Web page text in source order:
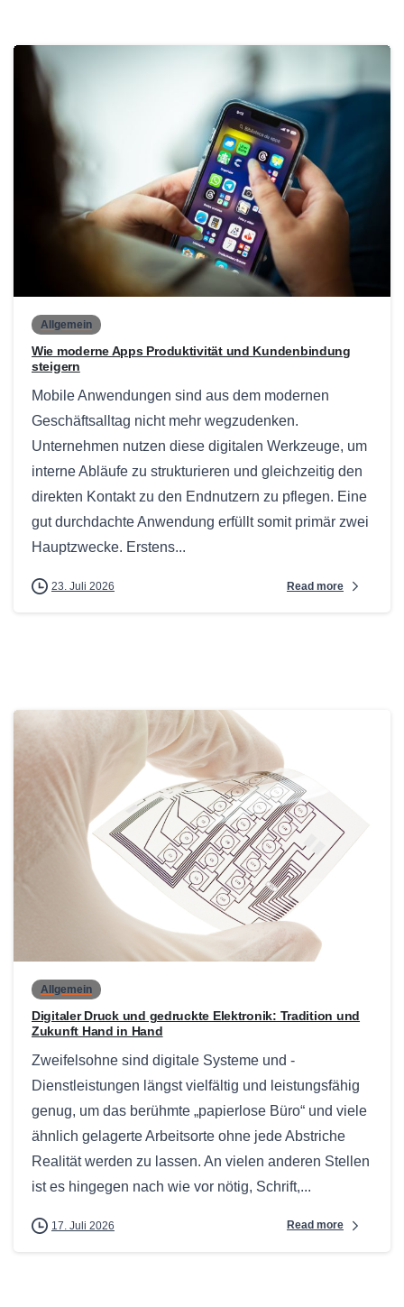
Allgemein
Wie moderne Apps Produktivität und Kundenbindung
steigern
Mobile Anwendungen sind aus dem modernen
Geschäftsalltag nicht mehr wegzudenken.
Unternehmen nutzen diese digitalen Werkzeuge, um
interne Abläufe zu strukturieren und gleichzeitig den
direkten Kontakt zu den Endnutzern zu pflegen. Eine
gut durchdachte Anwendung erfüllt somit primär zwei
Hauptzwecke. Erstens...
23. Juli 2026 Read more
Allgemein
Digitaler Druck und gedruckte Elektronik: Tradition und
Zukunft Hand in Hand
Zweifelsohne sind digitale Systeme und -
Dienstleistungen längst vielfältig und leistungsfähig
genug, um das berühmte „papierlose Büro“ und viele
ähnlich gelagerte Arbeitsorte ohne jede Abstriche
Realität werden zu lassen. An vielen anderen Stellen
ist es hingegen nach wie vor nötig, Schrift,...
17. Juli 2026 Read more